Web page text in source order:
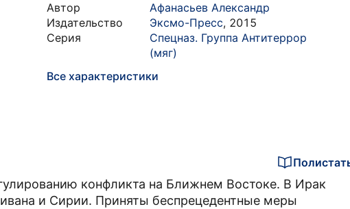
Автор
Афанасьев Александр
Издательство
Эксмо-Пресс, 2015
Серия
Спецназ. Группа Антитеррор
(мяг)
Все характеристики
конфликта на Ближнем Востоке. В Ирак
и Сирии. Приняты беспрецедентные меры